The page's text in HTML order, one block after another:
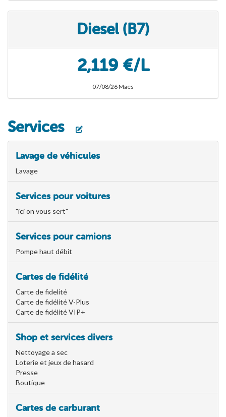
Diesel (B7)
2,119 €/L
07/08/26 Maes
Services
Lavage de véhicules
Lavage
Services pour voitures
"ici on vous sert"
Services pour camions
Pompe haut débit
Cartes de fidélité
Carte de fidelité
Carte de fidélité V-Plus
Carte de fidélité VIP+
Shop et services divers
Nettoyage a sec
Loterie et jeux de hasard
Presse
Boutique
Cartes de carburant